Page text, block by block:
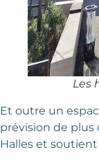
Les
Et outre un
prévision de plus
Halles et